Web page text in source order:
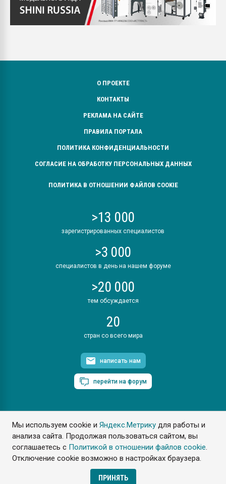
Мы используем cookie иЯндекс.Метрику для работы и
анализа сайта. Продолжая пользоваться сайтом, вы
соглашаетесь с Политикой в отношении файлов cookie.
Отключение cookie возможно в настройках браузера.
ПРИНЯТЬ
О ПРОЕКТЕ
КОНТАКТЫ
РЕКЛАМА НА САЙТЕ
ПРАВИЛА ПОРТАЛА
ПОЛИТИКА КОНФИДЕНЦИАЛЬНОСТИ
СОГЛАСИЕ НА ОБРАБОТКУ ПЕРСОНАЛЬНЫХ ДАННЫХ
ПОЛИТИКА В ОТНОШЕНИИ ФАЙЛОВ COOKIE
>13 000
зарегистрированных специалистов
>3 000
специалистов в день на нашем форуме
>20 000
тем обсуждается
20
стран со всего мира
написать нам
перейти на форум
ПластЭксперт © 2006. Все права защищены
Разрешается копирование материалов сайта с обязательной
ссылкой на www.e-plastic.ru
Разработка сайта